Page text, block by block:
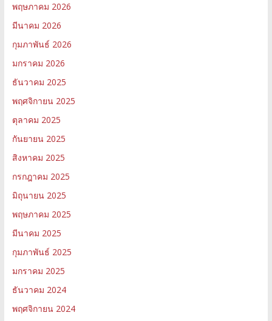
พฤษภาคม 2026
มีนาคม 2026
กุมภาพันธ์ 2026
มกราคม 2026
ธันวาคม 2025
พฤศจิกายน 2025
ตุลาคม 2025
กันยายน 2025
สิงหาคม 2025
กรกฎาคม 2025
มิถุนายน 2025
พฤษภาคม 2025
มีนาคม 2025
กุมภาพันธ์ 2025
มกราคม 2025
ธันวาคม 2024
พฤศจิกายน 2024